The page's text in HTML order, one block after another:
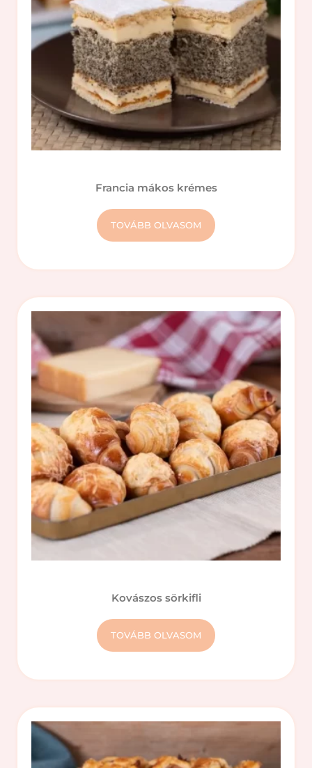
Francia mákos krémes
TOVÁBB OLVASOM
Kovászos sörkifli
TOVÁBB OLVASOM